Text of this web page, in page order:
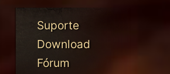
Suporte
Download
Fórum